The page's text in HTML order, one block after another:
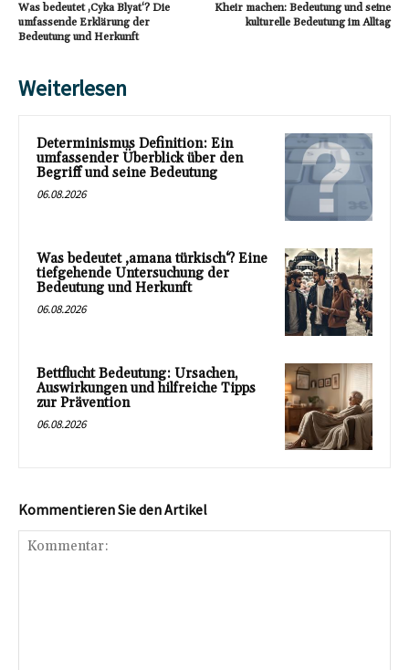
Was bedeutet ‚Cyka Blyat‘? Die
umfassende Erklärung der
Bedeutung und Herkunft
Kheir machen: Bedeutung und seine
kulturelle Bedeutung im Alltag
Weiterlesen
Determinismus Definition: Ein
umfassender Überblick über den
Begriff und seine Bedeutung
06.08.2026
Was bedeutet ‚amana türkisch‘? Eine
tiefgehende Untersuchung der
Bedeutung und Herkunft
06.08.2026
Bettflucht Bedeutung: Ursachen,
Auswirkungen und hilfreiche Tipps
zur Prävention
06.08.2026
Kommentieren Sie den Artikel